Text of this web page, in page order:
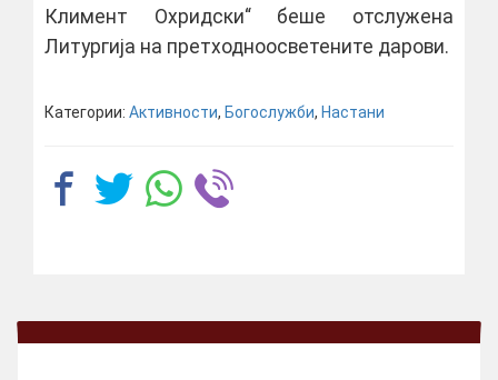
Климент Охридски“ беше отслужена
Литургија на претходноосветените дарови.
Категории: Активности, Богослужби, Настани